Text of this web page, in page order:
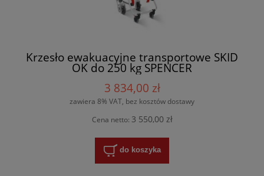
Krzesło ewakuacyjne transportowe SKID
OK do 250 kg SPENCER
3 834,00 zł
zawiera 8% VAT, bez kosztów dostawy
Cena netto: 3 550,00 zł
do koszyka